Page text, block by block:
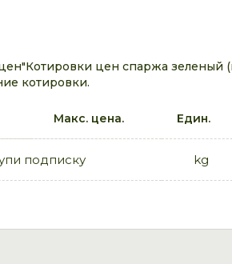
цен спаржа зеленый
котировки.
Макс. цена. Един.
подписку kg